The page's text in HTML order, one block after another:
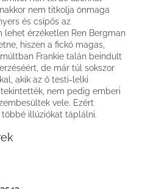
nem titkolja önmaga
és csípős az
érzéketlen Ren Bergman
hiszen a fickó magas,
Frankie talán beindult
de már túl sokszor
akik az ő testi-lelki
nem pedig emberi
vele. Ezért
illúziókat táplálni.